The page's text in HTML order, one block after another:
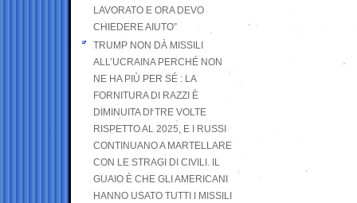
LAVORATO E ORA DEVO
CHIEDERE AIUTO”
TRUMP NON DÀ MISSILI
ALL’UCRAINA PERCHÉ NON
NE HA PIÙ PER SÉ : LA
FORNITURA DI RAZZI È
DIMINUITA DI TRE VOLTE
RISPETTO AL 2025, E I RUSSI
CONTINUANO A MARTELLARE
CON LE STRAGI DI CIVILI. IL
GUAIO È CHE GLI AMERICANI
HANNO USATO TUTTI I MISSILI